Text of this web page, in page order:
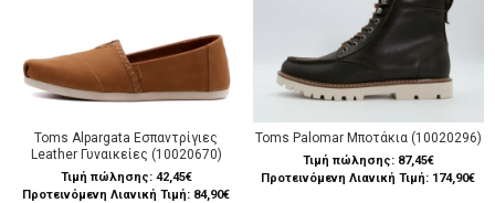
Toms Alpargata Εσπαντρίγιες
Leather Γυναικείες (10020670)
Τιμή πώλησης: 42,45€
Προτεινόμενη Λιανική Τιμή: 84,90€
Toms Palomar Μποτάκια (10020296)
Τιμή πώλησης: 87,45€
Προτεινόμενη Λιανική Τιμή: 174,90€